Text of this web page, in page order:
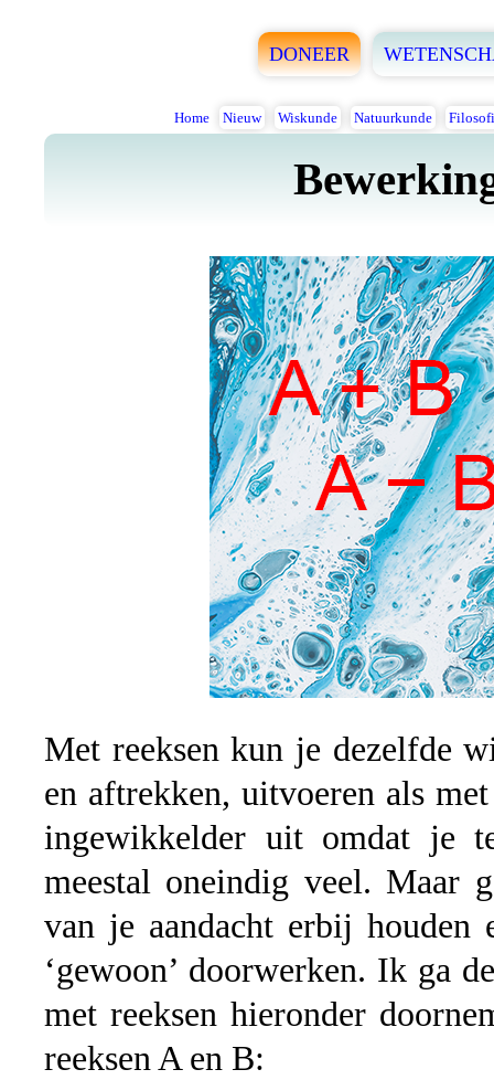
DONEER
Home Nieuw Wiskunde Natuurkunde
Met reeksen kun je dezelfde
en aftrekken, uitvoeren als
ingewikkelder uit omdat je
meestal oneindig veel. Maar
van je aandacht erbij
‘gewoon’ doorwerken. Ik ga
met reeksen hieronder
reeksen A en B: